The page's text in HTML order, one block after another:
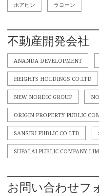
ホアヒン ラヨーン
不動産開発会社
ANANDA DEVELOPMENT
HEIGHTS HOLDINGS CO.LTD
NEW NORDIC GROUP
ORIGIN PROPERTY PUBLIC
SANSIRI PUBLIC CO.LTD
SUPALAI PUBLIC COMPANY
お問い合わせフ